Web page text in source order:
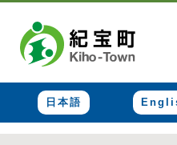
日本語